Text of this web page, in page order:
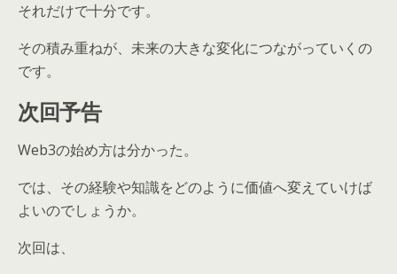
それだけで十分です。
その積み重ねが、未来の大きな変化につながっていくの
です。
次回予告
Web3の始め方は分かった。
では、その経験や知識をどのように価値へ変えていけば
よいのでしょうか。
次回は、